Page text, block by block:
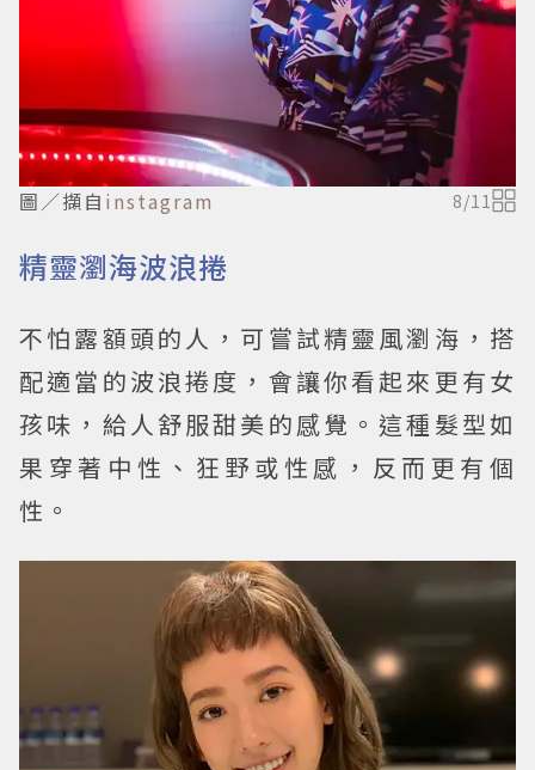
圖／擷自 instagram 8/11
精靈瀏海波浪捲
不怕露額頭的人，可嘗試精靈風瀏海，搭
配適當的波浪捲度，會讓你看起來更有女
孩味，給人舒服甜美的感覺。這種髮型如
果穿著中性、狂野或性感，反而更有個
性。